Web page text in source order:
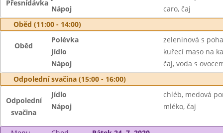
Přesnídávka
Nápoj
caro, čaj
Oběd (11:00 - 14:00)
Oběd
Polévka
zeleninová s
Jídlo
kuřecí maso na
Nápoj
čaj, voda s
Odpolední svačina (15:00 - 16:00)
Odpolední
svačina
Jídlo
chléb, medová
Nápoj
mléko, čaj